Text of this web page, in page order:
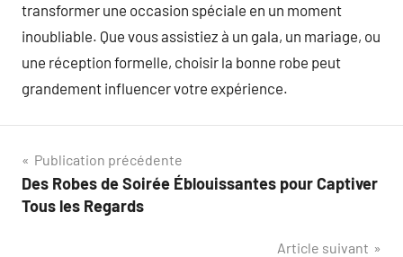
transformer une occasion spéciale en un moment
inoubliable. Que vous assistiez à un gala, un mariage, ou
une réception formelle, choisir la bonne robe peut
grandement influencer votre expérience.
Navigation
de
Publication précédente
Des Robes de Soirée Éblouissantes pour Captiver
Tous les Regards
Article suivant